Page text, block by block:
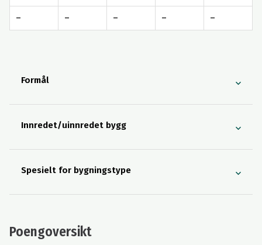
– – – – –
Formål
Innredet/uinnredet bygg
Spesielt for bygningstype
Poengoversikt